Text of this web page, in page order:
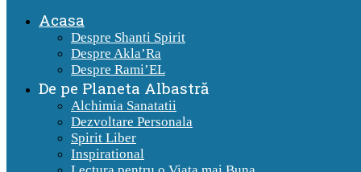
Acasa
Despre Shanti Spirit
Despre Akla’Ra
Despre Rami’EL
De pe Planeta Albastră
Alchimia Sanatatii
Dezvoltare Personala
Spirit Liber
Inspirational